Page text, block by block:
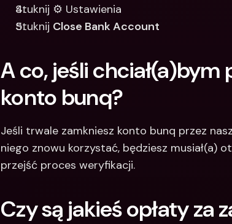
Stuknij ⚙️ Ustawienia
Stuknij Close Bank Account
A co, jeśli
konto bunq?
Jeśli trwale zamkniesz konto bunq przez
niego znowu korzystać, będziesz musiał(a)
przejść proces weryfikacji.
Czy są jakieś opłaty